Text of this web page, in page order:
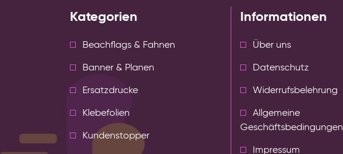
Kategorien
Beachflags & Fahnen
Banner & Planen
Ersatzdrucke
Klebefolien
Kundenstopper
Informationen
Über uns
Datenschutz
Widerrufsbelehrung
Allgemeine
Geschäftsbedingungen
Impressum